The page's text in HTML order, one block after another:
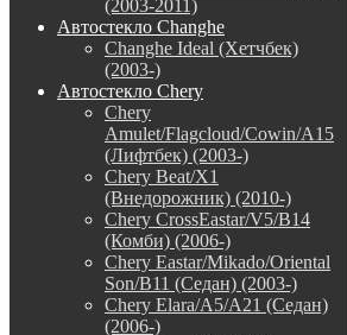
(2003-2011)
Автостекло Changhe
Changhe Ideal (Хетчбек)
(2003-)
Автостекло Chery
Chery
Amulet/Flagcloud/Cowin/A15
(Лифтбек) (2003-)
Chery Beat/X1
(Внедорожник) (2010-)
Chery CrossEastar/V5/B14
(Комби) (2006-)
Chery Eastar/Mikado/Oriental
Son/B11 (Седан) (2003-)
Chery Elara/A5/A21 (Седан)
(2006-)